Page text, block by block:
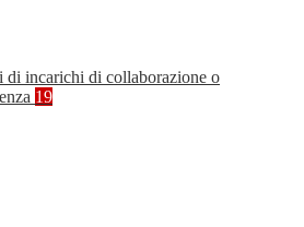
di incarichi di collaborazione o
19